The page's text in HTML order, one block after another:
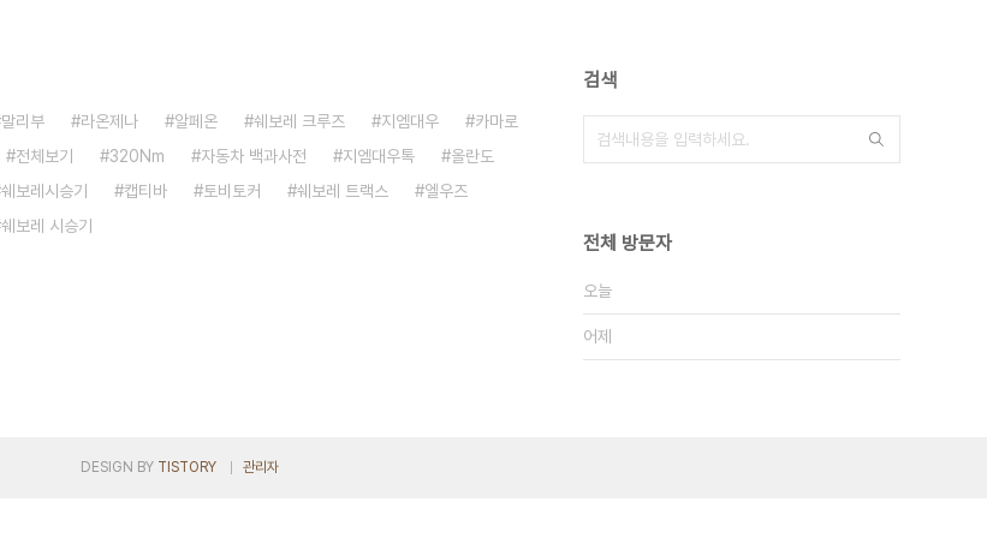
말리부 라온제나 알페온 쉐보레 크루즈 지엠대우
카마로
전체보기 320Nm 자동차 백과사전 지엠대우톡
올란도
쉐보레시승기 캡티바 토비토커 쉐보레 트랙스
엘우즈
쉐보레 시승기
검색
전체 방문자
오늘
어제
DESIGN BY TISTORY 관리자